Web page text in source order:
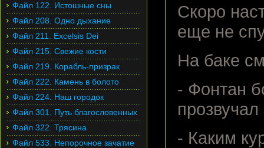
Скоро
еще не
На баке
- Фонтан
- Каким
Файл 122. Истошные сны
Файл 208. Одно дыхание
Файл 211. Excelsis Dei
Файл 215. Свежие кости
Файл 219. Корабль-призрак
Файл 222. Камень в болото
Файл 224. Наш городок
Файл 301. Путь благословенных
Файл 322. Трясина
Файл 533. Непорочное зачатие